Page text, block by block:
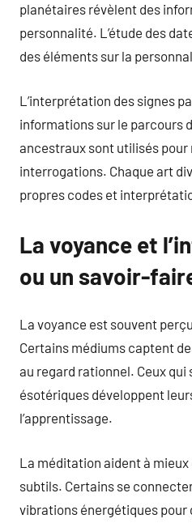
planétaires révèlent des
personnalité. L’étude des
des éléments sur la
L’interprétation des signes
informations sur le parcours
ancestraux sont utilisés pour
interrogations. Chaque art
propres codes et
La voyance et
ou un savoir-
La voyance est souvent
Certains médiums captent
au regard rationnel. Ceux qui
ésotériques développent
l’apprentissage.
La méditation aident à
subtils. Certains se
vibrations énergétiques